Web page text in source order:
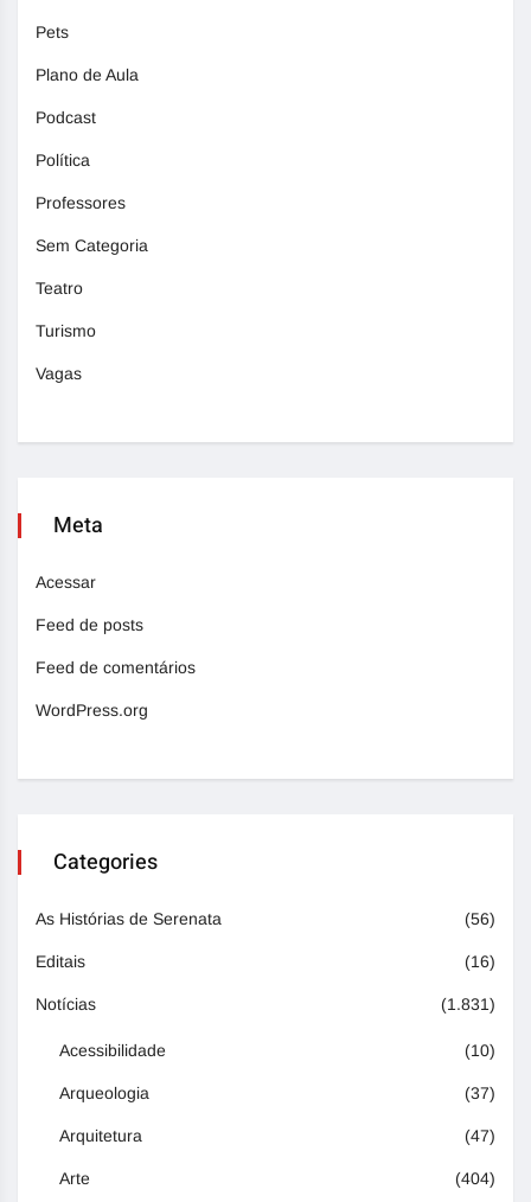
Pets
Plano de Aula
Podcast
Política
Professores
Sem Categoria
Teatro
Turismo
Vagas
Meta
Acessar
Feed de posts
Feed de comentários
WordPress.org
Categories
As Histórias de Serenata (56)
Editais (16)
Notícias (1.831)
Acessibilidade (10)
Arqueologia (37)
Arquitetura (47)
Arte (404)